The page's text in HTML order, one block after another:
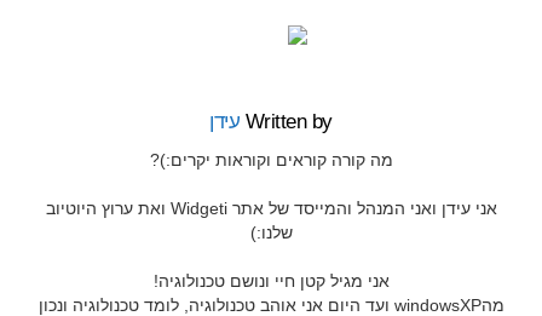
Written by עידן
מה קורה קוראים וקוראות יקרים:)?
אני עידן ואני המנהל והמייסד של אתר Widgeti ואת ערוץ היוטיוב
שלנו:)
אני מגיל קטן חיי ונושם טכנולוגיה!
מהwindowsXP ועד היום אני אוהב טכנולוגיה, לומד טכנולוגיה ונכון